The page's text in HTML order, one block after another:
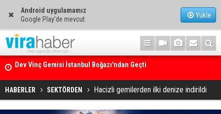
Android uygulamamız
Google Play'de mevcut
Yükle
Ege Denizi’nin En Büyük Mercan Ormanı
HABERLER SEKTÖRDEN Hacizli gemilerden ilki denize indirildi